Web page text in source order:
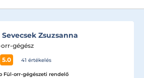
Sevecsek Zsuzsanna
gégész
5.0
41 értékelés
Fül-orr-gégészeti rendelő